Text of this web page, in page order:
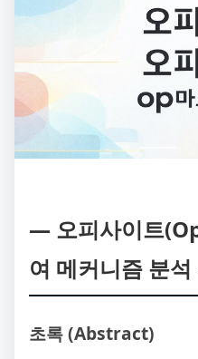
― 오피사이트
여 메커니즘 분
초록 (Abstract)